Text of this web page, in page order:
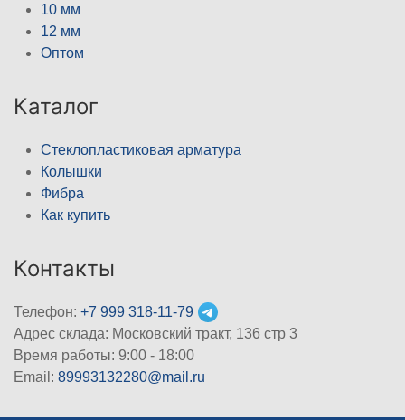
10 мм
12 мм
Оптом
Каталог
Стеклопластиковая арматура
Колышки
Фибра
Как купить
Контакты
Телефон: +7 999 318-11-79
Адрес склада: Московский тракт, 136 стр 3
Время работы: 9:00 - 18:00
Email: 89993132280@mail.ru